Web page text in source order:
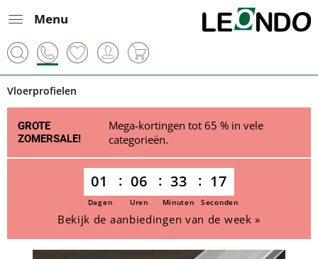
Menu
Vloerprofielen
GROTE
ZOMERSALE!
Mega-kortingen tot 65 % in vele
categorieën.
01 06 33 17
Dagen Uren Minuten Seconden
Bekijk de aanbiedingen van de week »